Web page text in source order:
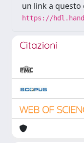
un link a
https://
Citazioni